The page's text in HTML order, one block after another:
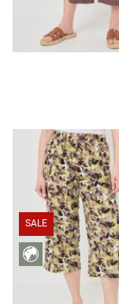
Leichte Culotte aus Leinen-Viskose 29,99 €
SALE